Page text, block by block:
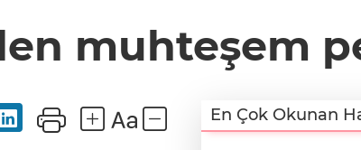
muhteşem
En Çok Okunan